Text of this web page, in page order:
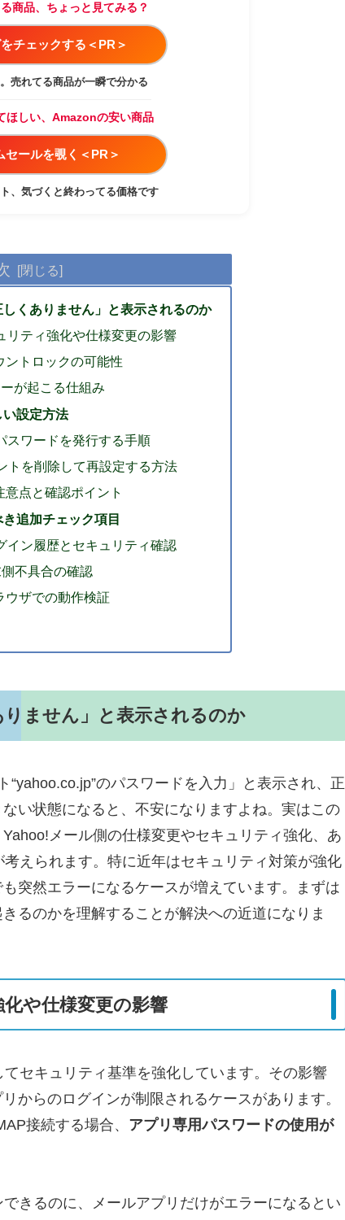
商品、ちょっと見てみる？
チェックする＜PR＞
売れてる商品が一瞬で分かる
ほしい、Amazonの安い商品
ールを覗く＜PR＞
、気づくと終わってる価格です
くありません」と表示されるのか
リティ強化や仕様変更の影響
ントロックの可能性
が起こる仕組み
設定方法
スワードを発行する手順
トを削除して再設定する方法
点と確認ポイント
追加チェック項目
イン履歴とセキュリティ確認
不具合の確認
ウザでの動作検証
ません」と表示されるのか
のパスワードを入力」と表示され、正
い状態になると、不安になりますよね。実はこの
メール側の仕様変更やセキュリティ強化、あ
えられます。特に近年はセキュリティ対策が強化
突然エラーになるケースが増えています。まずは
るのかを理解することが解決への近道になりま
や仕様変更の影響
セキュリティ基準を強化しています。その影響
からのログインが制限されるケースがあります。
接続する場合、 アプリ専用パスワードの使用が
きるのに、メールアプリだけがエラーになるとい